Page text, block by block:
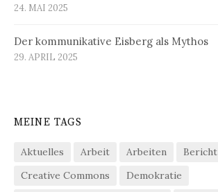
24. MAI 2025
Der kommunikative Eisberg als Mythos
29. APRIL 2025
MEINE TAGS
Aktuelles Arbeit Arbeiten Bericht
Creative Commons
Demokratie